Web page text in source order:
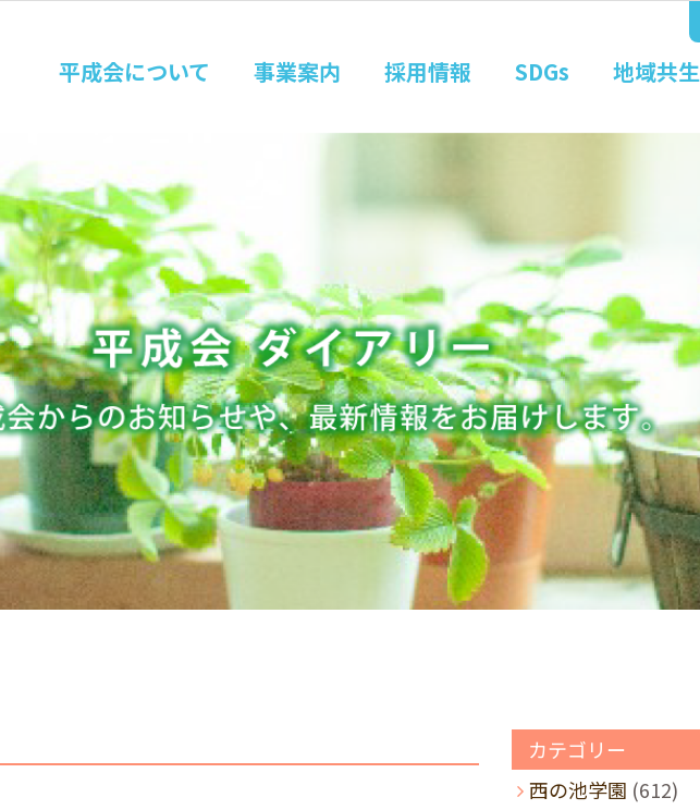
平成会について
事業案内 採用情報 SDGs 地域共生
カテゴリー
西の池学園 (612)